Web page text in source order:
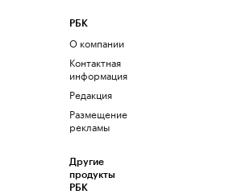
РБК
О компании
Контактная
информация
Редакция
Размещение
рекламы
Другие
продукты
РБК